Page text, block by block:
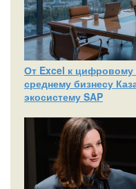
От Excel к цифровому
среднему бизнесу
экосистему SAP